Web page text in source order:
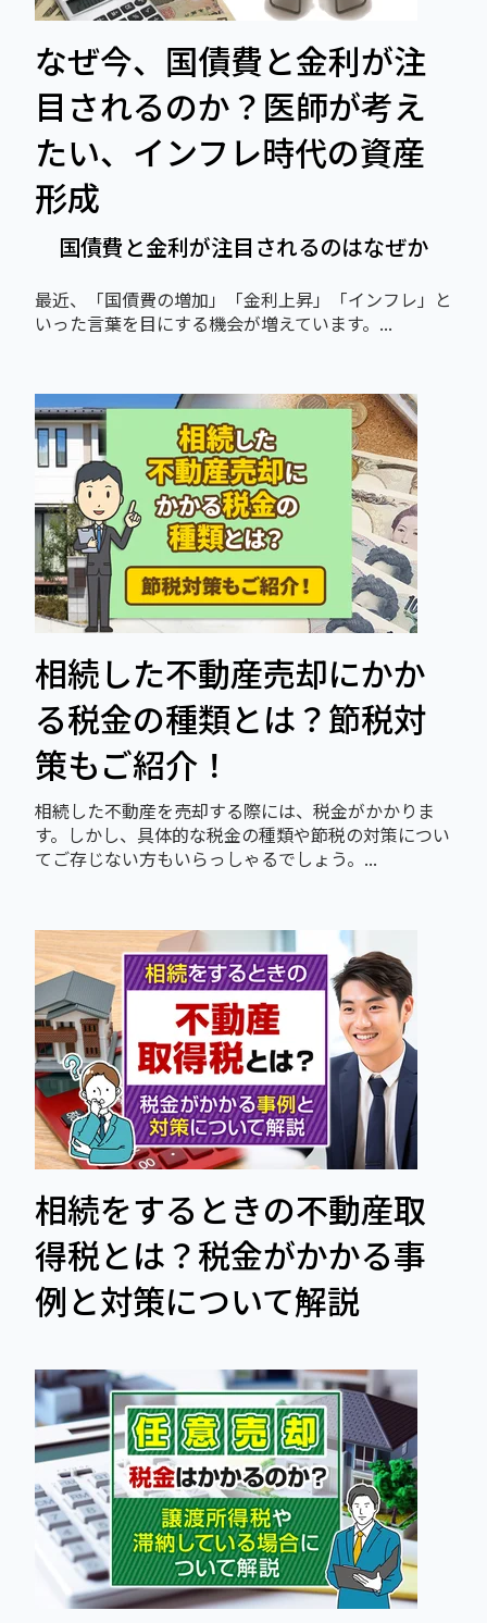
なぜ今、国債費と金利が注
目されるのか？医師が考え
たい、インフレ時代の資産
形成
国債費と金利が注目されるのはなぜか
最近、「国債費の増加」「金利上昇」「インフレ」と
いった言葉を目にする機会が増えています。...
相続した不動産売却にかか
る税金の種類とは？節税対
策もご紹介！
相続した不動産を売却する際には、税金がかかりま
す。しかし、具体的な税金の種類や節税の対策につい
てご存じない方もいらっしゃるでしょう。...
相続をするときの不動産取
得税とは？税金がかかる事
例と対策について解説